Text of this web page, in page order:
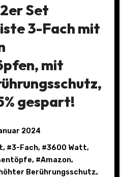
Set
3-Fach mit
mit
gespart!
2024
, #3-Fach, #3600 Watt,
, #Amazon,
Berührungsschutz,